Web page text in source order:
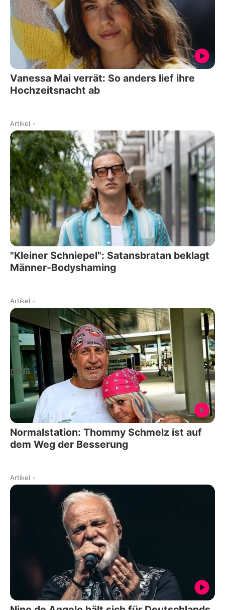
Vanessa Mai verrät: So anders lief ihre
Hochzeitsnacht ab
Artikel -
"Kleiner Schniepel": Satansbratan beklagt
Männer-Bodyshaming
Artikel -
Normalstation: Thommy Schmelz ist auf
dem Weg der Besserung
Artikel -